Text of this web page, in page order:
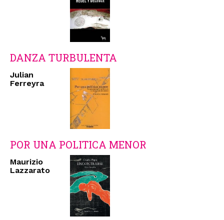
DANZA TURBULENTA
Julian
Ferreyra
POR UNA POLITICA MENOR
Maurizio
Lazzarato